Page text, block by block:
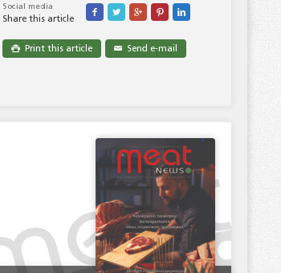
Social media
Share this article
    
 Print this article ✉ Send e-mail